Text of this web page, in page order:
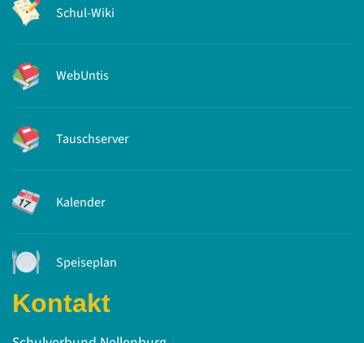
Schul-Wiki
WebUntis
Tauschserver
Kalender
Speiseplan
Kontakt